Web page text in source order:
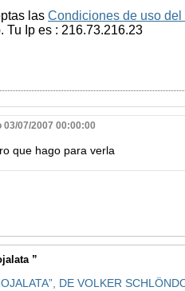
las Condiciones de uso del
Tu Ip es : 216.73.216.23
07/2007 00:00:00
que hago para verla
”
DE VOLKER